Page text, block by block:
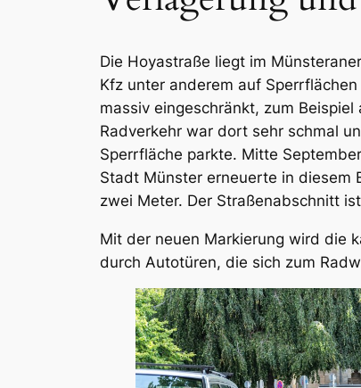
Die Hoyastraße liegt im
Kfz unter anderem auf
massiv eingeschränkt, zum
Radverkehr war dort sehr schmal
Sperrfläche parkte. Mitte
Stadt Münster erneuerte in diesem
zwei Meter. Der Straßenabschnitt
Mit der neuen Markierung wird die
durch Autotüren, die sich zum